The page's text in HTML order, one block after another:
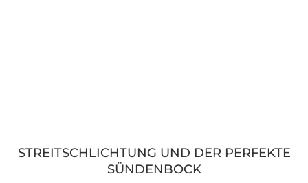
STREITSCHLICHTUNG UND DER PERFEKTE
SÜNDENBOCK